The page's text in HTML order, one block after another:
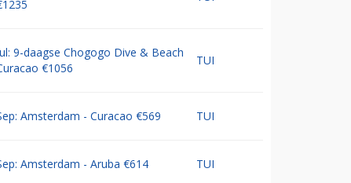
9-daagse Chogogo Dive & Beach
€1056
TUI
Amsterdam - Curacao €569 TUI
Amsterdam - Aruba €614 TUI